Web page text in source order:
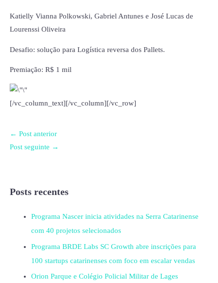
Katielly Vianna Polkowski, Gabriel Antunes e José Lucas de
Lourenssi Oliveira
Desafio: solução para Logística reversa dos Pallets.
Premiação: R$ 1 mil
[/vc_column_text][/vc_column][/vc_row]
← Post anterior
Post seguinte →
Posts recentes
Programa Nascer inicia atividades na Serra Catarinense
com 40 projetos selecionados
Programa BRDE Labs SC Growth abre inscrições para
100 startups catarinenses com foco em escalar vendas
Orion Parque e Colégio Policial Militar de Lages